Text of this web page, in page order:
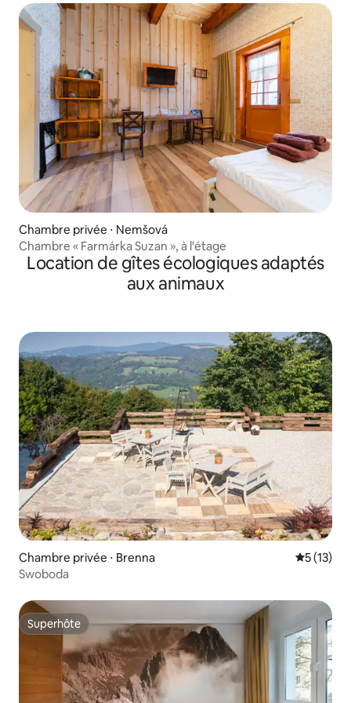
Chambre privée ⋅ Nemšová
Chambre « Farmárka Suzan », à l'étage
Location de gîtes écologiques adaptés
aux animaux
Chambre privée ⋅ Brenna
5 (13)
Swoboda
Superhôte
Superhôte